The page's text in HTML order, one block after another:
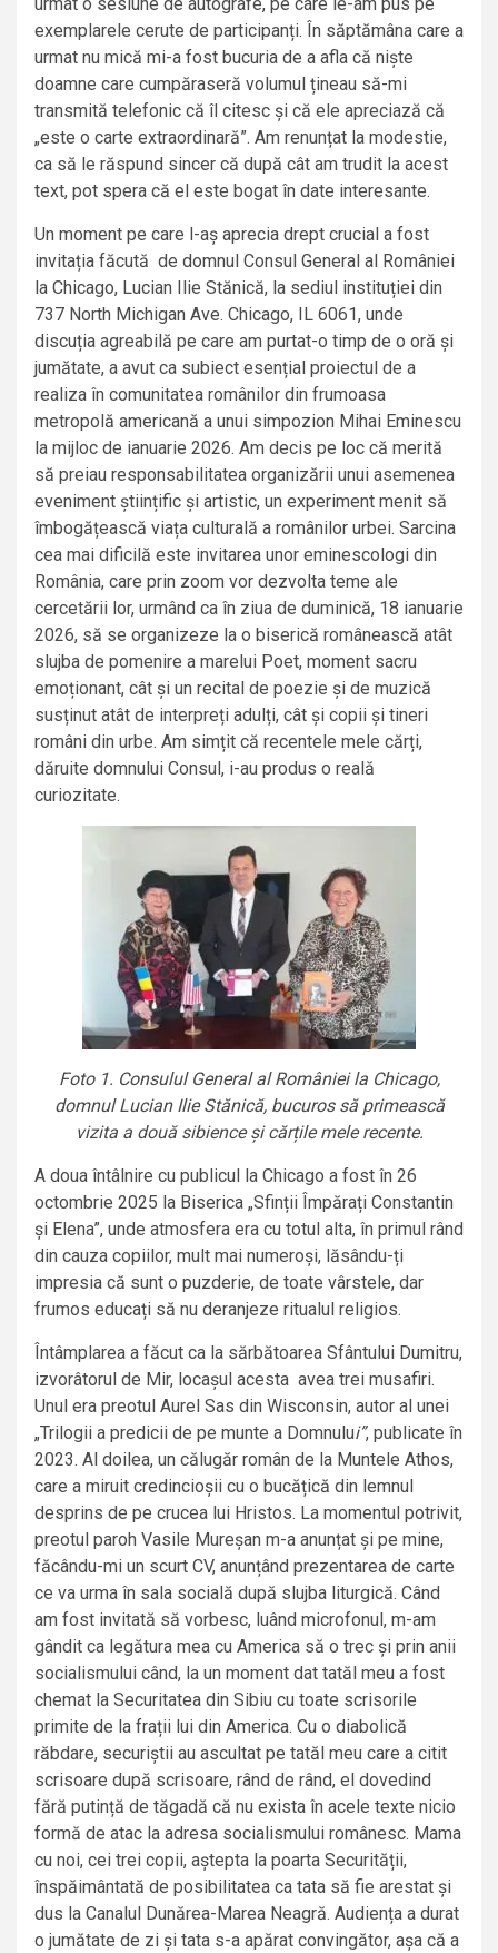
urmat o sesiune de autografe, pe care le-am pus pe
exemplarele cerute de participanți. În săptămâna care a
urmat nu mică mi-a fost bucuria de a afla că niște
doamne care cumpăraseră volumul țineau să-mi
transmită telefonic că îl citesc și că ele apreciază că
„este o carte extraordinară”. Am renunțat la modestie,
ca să le răspund sincer că după cât am trudit la acest
text, pot spera că el este bogat în date interesante.
Un moment pe care l-aș aprecia drept crucial a fost
invitația făcută de domnul Consul General al României
la Chicago, Lucian Ilie Stănică, la sediul instituției din
737 North Michigan Ave. Chicago, IL 6061, unde
discuția agreabilă pe care am purtat-o timp de o oră și
jumătate, a avut ca subiect esențial proiectul de a
realiza în comunitatea românilor din frumoasa
metropolă americană a unui simpozion Mihai Eminescu
la mijloc de ianuarie 2026. Am decis pe loc că merită
să preiau responsabilitatea organizării unui asemenea
eveniment științific și artistic, un experiment menit să
îmbogățească viața culturală a românilor urbei. Sarcina
cea mai dificilă este invitarea unor eminescologi din
România, care prin zoom vor dezvolta teme ale
cercetării lor, urmând ca în ziua de duminică, 18 ianuarie
2026, să se organizeze la o biserică românească atât
slujba de pomenire a marelui Poet, moment sacru
emoționant, cât și un recital de poezie și de muzică
susținut atât de interpreți adulți, cât și copii și tineri
români din urbe. Am simțit că recentele mele cărți,
dăruite domnului Consul, i-au produs o reală
curiozitate.
Foto 1. Consulul General al României la Chicago,
domnul Lucian Ilie Stănică, bucuros să primească
vizita a două sibience și cărțile mele recente.
A doua întâlnire cu publicul la Chicago a fost în 26
octombrie 2025 la Biserica „Sfinții Împărați Constantin
și Elena”, unde atmosfera era cu totul alta, în primul rând
din cauza copiilor, mult mai numeroși, lăsându-ți
impresia că sunt o puzderie, de toate vârstele, dar
frumos educați să nu deranjeze ritualul religios.
Întâmplarea a făcut ca la sărbătoarea Sfântului Dumitru,
izvorâtorul de Mir, locașul acesta avea trei musafiri.
Unul era preotul Aurel Sas din Wisconsin, autor al unei
„Trilogii a predicii de pe munte a Domnului”, publicate în
2023. Al doilea, un călugăr român de la Muntele Athos,
care a miruit credincioșii cu o bucățică din lemnul
desprins de pe crucea lui Hristos. La momentul potrivit,
preotul paroh Vasile Mureșan m-a anunțat și pe mine,
făcându-mi un scurt CV, anunțând prezentarea de carte
ce va urma în sala socială după slujba liturgică. Când
am fost invitată să vorbesc, luând microfonul, m-am
gândit ca legătura mea cu America să o trec și prin anii
socialismului când, la un moment dat tatăl meu a fost
chemat la Securitatea din Sibiu cu toate scrisorile
primite de la frații lui din America. Cu o diabolică
răbdare, securiștii au ascultat pe tatăl meu care a citit
scrisoare după scrisoare, rând de rând, el dovedind
fără putință de tăgadă că nu exista în acele texte nicio
formă de atac la adresa socialismului românesc. Mama
cu noi, cei trei copii, aștepta la poarta Securității,
înspăimântată de posibilitatea ca tata să fie arestat și
dus la Canalul Dunărea-Marea Neagră. Audiența a durat
o jumătate de zi și tata s-a apărat convingător, așa că a